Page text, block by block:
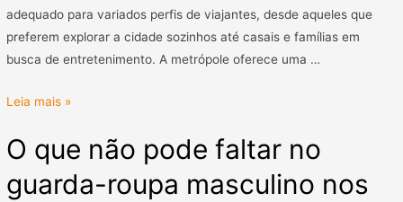
adequado para variados perfis de viajantes, desde aqueles que
preferem explorar a cidade sozinhos até casais e famílias em
busca de entretenimento. A metrópole oferece uma …
Leia mais »
O que não pode faltar no
guarda-roupa masculino nos